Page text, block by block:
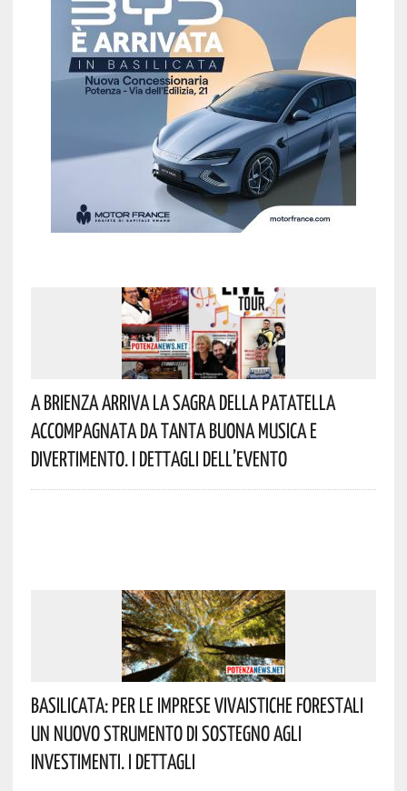
A Brienza Arriva La Sagra Della Patatella
Accompagnata Da Tanta Buona Musica E
Divertimento. I Dettagli Dell’evento
Basilicata: Per Le Imprese Vivaistiche Forestali
Un Nuovo Strumento Di Sostegno Agli
Investimenti. I Dettagli